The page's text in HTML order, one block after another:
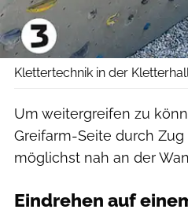
Klettertechnik in der
Um weitergreifen zu
Greifarm-Seite durch
möglichst nah an der
Eindrehen auf